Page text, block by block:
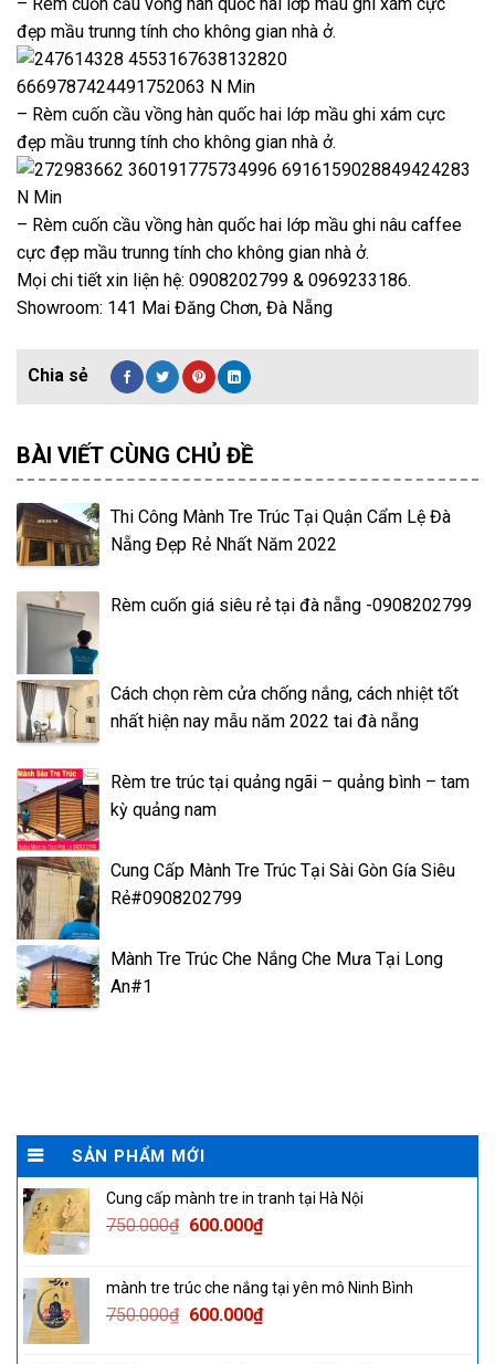
đẹp mầu trunng tính cho không gian nhà ở.
– Rèm cuốn cầu vồng hàn quốc hai lớp mầu ghi xám cực
đẹp mầu trunng tính cho không gian nhà ở.
– Rèm cuốn cầu vồng hàn quốc hai lớp mầu ghi nâu caffee
cực đẹp mầu trunng tính cho không gian nhà ở.
Mọi chi tiết xin liện hệ: 0908202799 & 0969233186.
Showroom: 141 Mai Đăng Chơn, Đà Nẵng
BÀI VIẾT CÙNG CHỦ ĐỀ
Thi Công Mành Tre Trúc Tại Quận Cẩm Lệ Đà
Nẵng Đẹp Rẻ Nhất Năm 2022
Rèm cuốn giá siêu rẻ tại đà nẵng -0908202799
Cách chọn rèm cửa chống nắng, cách nhiệt tốt
nhất hiện nay mẫu năm 2022 tai đà nẵng
Rèm tre trúc tại quảng ngãi – quảng bình – tam
kỳ quảng nam
Cung Cấp Mành Tre Trúc Tại Sài Gòn Gía Siêu
Rẻ#0908202799
Mành Tre Trúc Che Nắng Che Mưa Tại Long
An#1
SẢN PHẨM MỚI
Cung cấp mành tre in tranh tại Hà Nội
750.000₫ Original
750.000₫.
600.000₫Current
600.000₫.
mành tre trúc che nắng tại yên mô Ninh Bình
750.000₫ Original
600.000₫Current